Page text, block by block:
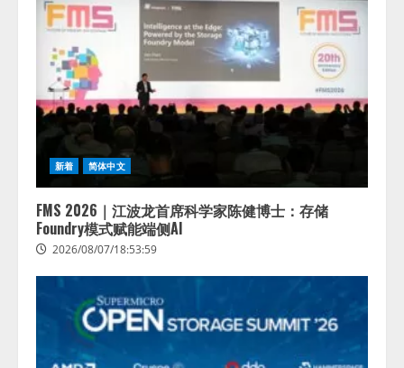
lmessage、MCP接続機能を強化
し、AIから設定操作できる機能を
拡充
2026/08/07/13:53:50
【2026年企業のAI導入・活用に関
する調査】AIを組織として導入で
きている企業は26.8％。AI導入企
業の68.0％が、自社でのAI導入・
活用は「上手くいっている」と回
答
2026/08/07/13:53:50
4
ナレッジワーク、AIエンジニア油
井 誠（@myui）が入社。「セール
の業界特化LLM」の開発とAI研究
開発をリード
2026/08/07/10:54:31
新着 简体中文
FMS 2026｜江波龙首席科学家陈健博士：存储
Foundry模式赋能端侧AI
2026/08/07/18:53:59